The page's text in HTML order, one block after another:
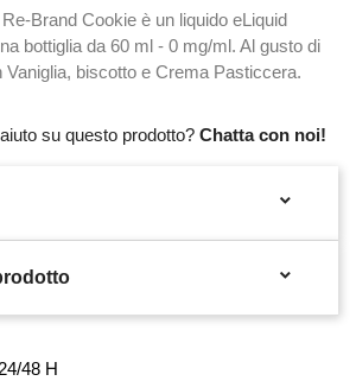
Brand Cookie è un liquido eLiquid
bottiglia da 60 ml - 0 mg/ml. Al gusto di
Vaniglia, biscotto e Crema Pasticcera.
su questo prodotto? Chatta con noi!


48 H